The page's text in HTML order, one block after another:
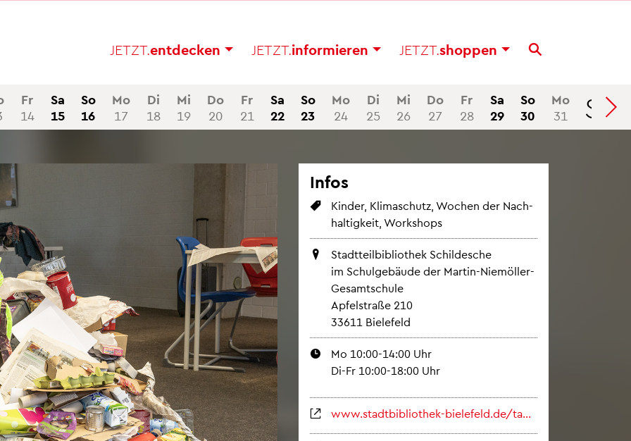
JETZT.ent­de­cken JETZT.in­for­mie­ren JETZT.shop­pen
Fr
14
Sa
15
So
16
Mo
17
Di
18
Mi
19
Do
20
Fr
21
Sa
22
So
23
Mo
24
Di
25
Mi
26
Do
27
Fr
28
Sa
29
So
30
Mo
31
Infos
Kin­der, Kli­ma­schutz, Wo­chen der Nach­
hal­tig­keit, Work­shops
Stadt­teil­bi­blio­thek Schil­desche
im Schul­ge­bäu­de der Mar­tin-Nie­möl­ler-
Ge­samt­schu­le
Ap­fel­stra­ße 210
33611 Bie­le­feld
Mo 10:00-14:00 Uhr
Di-Fr 10:00-18:00 Uhr
www.​sta​dtbi​blio​thek-​bielefeld.​de/​tabid/​24/​EventID/​2581/​CRC/​F1E​0C19​38D0​B9F6​C17F​9276​D7CB​72FF​F/​Default.​aspx